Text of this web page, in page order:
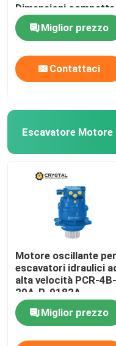
Dimensioni compatte
Miglior prezzo
Contattaci
Escavatore
Motore oscillante per
escavatori idraulici
alta velocità PCR-4B-
20A-P-9182A
Miglior prezzo